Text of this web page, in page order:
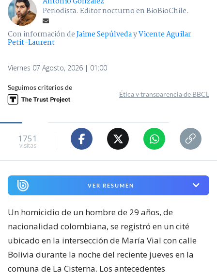
Periodista. Editor nocturno en BioBioChile.
Con información deJaime SepúlvedayVicente Aguilar
Petit-Laurent
Viernes 07 Agosto, 2026 | 01:00
Seguimos criterios de
Ética y transparencia de BBCL
1751
visitas
VER RESUMEN
Un homicidio de un hombre de 29 años, de
nacionalidad colombiana, se registró en un cité
ubicado en la intersección de María Vial con calle
Bolivia durante la noche del reciente jueves en la
comuna de La Cisterna. Los antecedentes